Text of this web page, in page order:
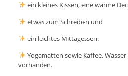
ein kleines Kissen, eine warme
etwas zum Schreiben und
ein leichtes Mittagessen.
Yogamatten sowie Kaffee,
vorhanden.